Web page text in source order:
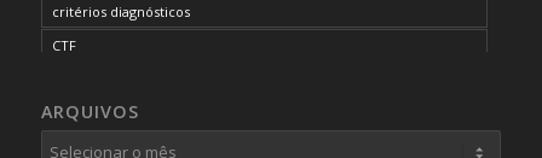
critérios diagnósticos
CTF
desordem do processamento auditivo
diagnóstico
ARQUIVOS